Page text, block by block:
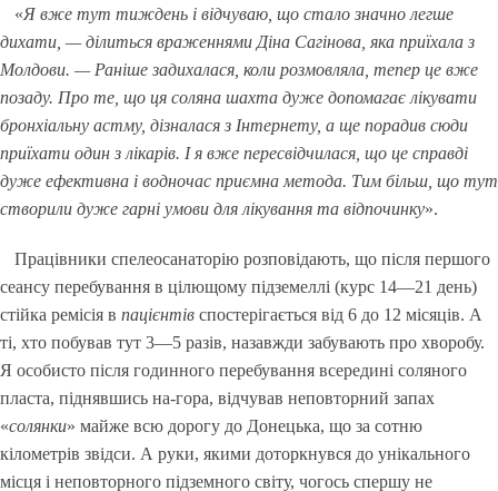
«Я вже тут тиждень і відчуваю, що стало значно легше
дихати, — ділиться враженнями Діна Сагінова, яка приїхала з
Молдови. — Раніше задихалася, коли розмовляла, тепер це вже
позаду. Про те, що ця соляна шахта дуже допомагає лікувати
бронхіальну астму, дізналася з Інтернету, а ще порадив сюди
приїхати один з лікарів. І я вже пересвідчилася, що це справді
дуже ефективна і водночас приємна метода. Тим більш, що тут
створили дуже гарні умови для лікування та відпочинку».
Працівники спелеосанаторію розповідають, що після першого
сеансу перебування в цілющому підземеллі (курс 14—21 день)
стійка ремісія в пацієнтів спостерігається від 6 до 12 місяців. А
ті, хто побував тут 3—5 разів, назавжди забувають про хворобу.
Я особисто після годинного перебування всередині соляного
пласта, піднявшись на-гора, відчував неповторний запах
«солянки» майже всю дорогу до Донецька, що за сотню
кілометрів звідси. А руки, якими доторкнувся до унікального
місця і неповторного підземного світу, чогось спершу не